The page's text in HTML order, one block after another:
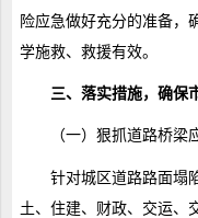
险应急做好充分的准备，
学施救、救援有效。
三、落实措施，确保
（一）狠抓道路桥梁
针对城区道路路面塌
土、住建、财政、交运、